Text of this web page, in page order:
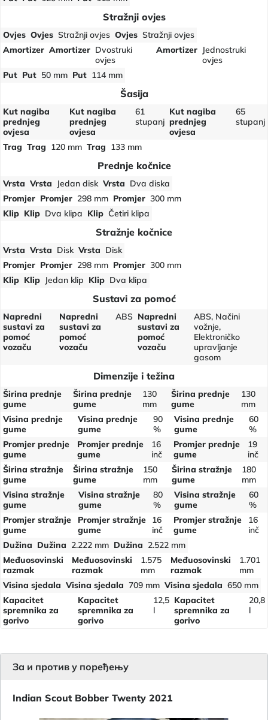
Stražnji ovjes
Ovjes Ovjes Stražnji ovjes Ovjes Stražnji ovjes
Amortizer Amortizer Dvostruki
ovjes
Amortizer Jednostruki
ovjes
Put Put 50 mm Put 114 mm
Šasija
Kut nagiba
prednjeg
ovjesa
Kut nagiba
prednjeg
ovjesa
61
stupanj
Kut nagiba
prednjeg
ovjesa
65
stupanj
Trag Trag 120 mm Trag 133 mm
Prednje kočnice
Vrsta Vrsta Jedan disk Vrsta Dva diska
Promjer Promjer 298 mm Promjer 300 mm
Klip Klip Dva klipa Klip Četiri klipa
Stražnje kočnice
Vrsta Vrsta Disk Vrsta Disk
Promjer Promjer 298 mm Promjer 300 mm
Klip Klip Jedan klip Klip Dva klipa
Sustavi za pomoć
Napredni
sustavi za
pomoć
vozaču
Napredni
sustavi za
pomoć
vozaču
ABS Napredni
sustavi za
pomoć
vozaču
ABS, Načini
vožnje,
Elektroničko
upravljanje
gasom
Dimenzije i težina
Širina prednje
gume
Širina prednje
gume
130
mm
Širina prednje
gume
130
mm
Visina prednje
gume
Visina prednje
gume
90
%
Visina prednje
gume
60
%
Promjer prednje
gume
Promjer prednje
gume
16
inč
Promjer prednje
gume
19
inč
Širina stražnje
gume
Širina stražnje
gume
150
mm
Širina stražnje
gume
180
mm
Visina stražnje
gume
Visina stražnje
gume
80
%
Visina stražnje
gume
60
%
Promjer stražnje
gume
Promjer stražnje
gume
16
inč
Promjer stražnje
gume
16
inč
Dužina Dužina 2.222 mm Dužina 2.522 mm
Međuosovinski
razmak
Međuosovinski
razmak
1.575
mm
Međuosovinski
razmak
1.701
mm
Visina sjedala Visina sjedala 709 mm Visina sjedala 650 mm
Kapacitet
spremnika za
gorivo
Kapacitet
spremnika za
gorivo
12,5
l
Kapacitet
spremnika za
gorivo
20,8
l
За и против у поређењу
Indian Scout Bobber Twenty 2021